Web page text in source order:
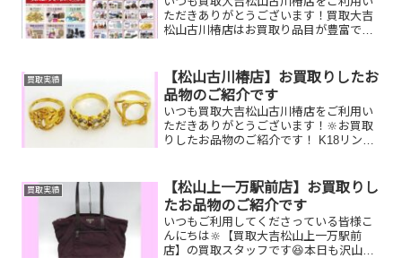
ただきありがとうございます！買取大吉
松山古川椿店はお買取り品目が豊富で
たものや、片手でお持ちいただけるもの
ならお買取りできるお品が...
買取実績
【松山古川椿店】お買取りしたお
品物のご紹介です
いつも買取大吉松山古川椿店をご利用い
ただきありがとうございます！🔆お買取
りしたお品物のご紹介です！ K18リン
んか？そのお品物ぜひ！買取大吉松山古
川椿店にお査定させてく...
買取実績
【松山上一万駅前店】お買取りし
たお品物のご紹介です
いつもご利用してくださっている皆様こ
んにちは🔆【買取大吉松山上一万駅前
店】の買取スタッフです😆本日も沢山の